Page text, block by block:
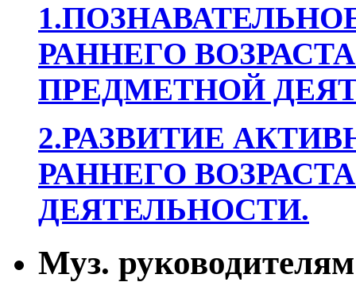
РАННЕГО
ПРЕДМЕТНОЙ
2.РАЗВИТИЕ
РАННЕГО
ДЕЯТЕЛЬНОСТИ.
Муз. руководителям